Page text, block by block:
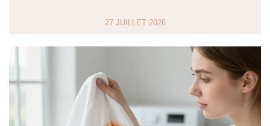
27 JUILLET 2026